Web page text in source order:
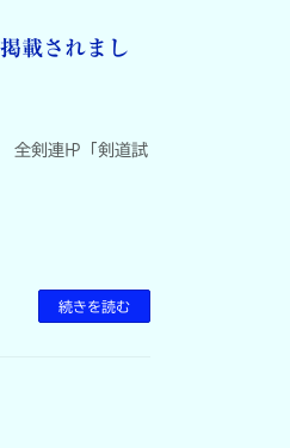
載されまし
全剣連㏋「剣道試
続きを読む